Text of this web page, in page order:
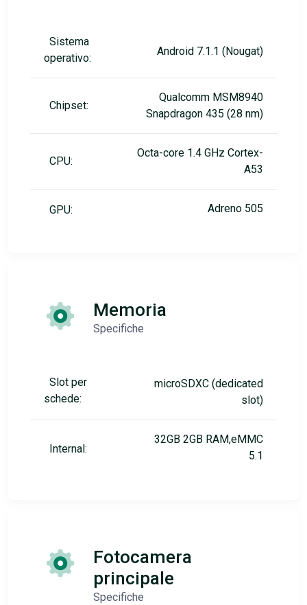
Sistema
operativo:
Android 7.1.1 (Nougat)
Chipset:
Qualcomm MSM8940
Snapdragon 435 (28 nm)
CPU:
Octa-core 1.4 GHz Cortex-
A53
GPU: Adreno 505
Memoria
Specifiche
Slot per
schede:
microSDXC (dedicated
slot)
Internal:
32GB 2GB RAM,eMMC
5.1
Fotocamera
principale
Specifiche